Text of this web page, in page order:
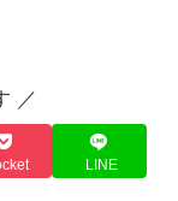
／
LINE